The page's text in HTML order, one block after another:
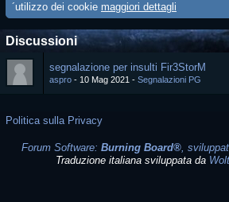
´utilizzo dei cookie maggiori dettagli
Discussioni
segnalazione per insulti Fir3StorM
aspro 10 Mag 2021 Segnalazioni PG
Politica sulla Privacy
Forum Software: Burning Board®,
Traduzione italiana sviluppata da